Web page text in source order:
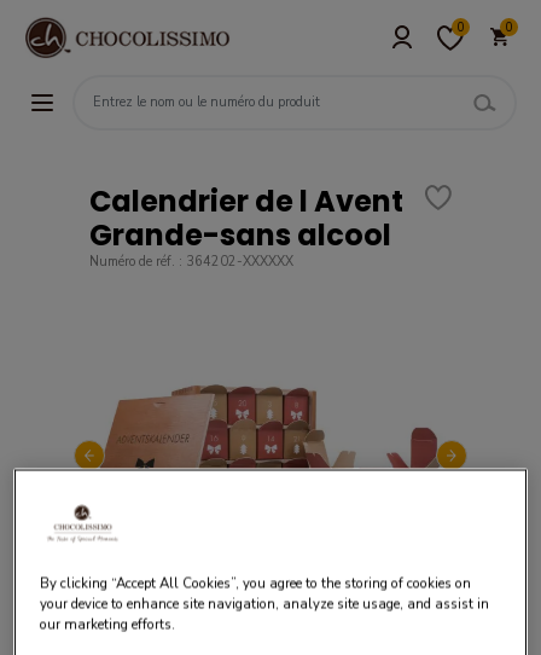
0 0
Calendrier de l Avent
Grande-sans alcool
Numéro de réf. : 364202-XXXXXX
By clicking “Accept All Cookies”, you agree to the storing of cookies on
your device to enhance site navigation, analyze site usage, and assist in
our marketing efforts.